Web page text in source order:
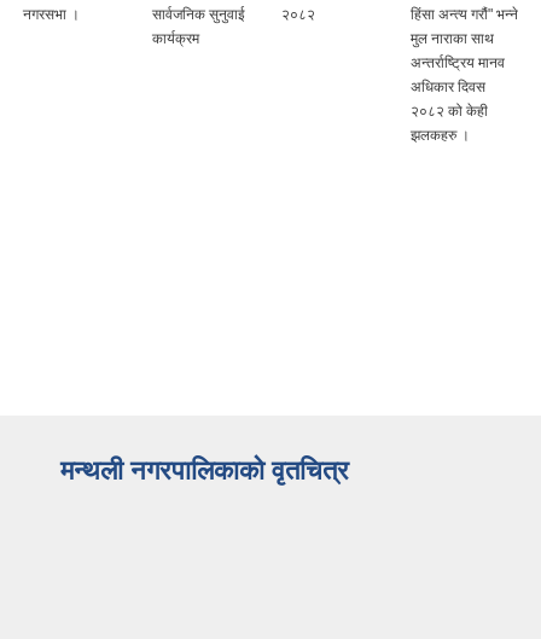
नगरसभा ।
सार्वजनिक सुनुवाई
कार्यक्रम
२०८२
हिंसा अन्त्य गरौं" भन्ने
मुल नाराका साथ
अन्तर्राष्ट्रिय मानव
अधिकार दिवस
२०८२ को केही
झलकहरु ।
मन्थली नगरपालिकाको वृतचित्र